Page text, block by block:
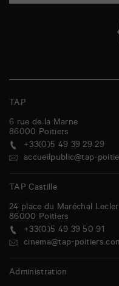
TAP
6 rue de la Marne
86000 Poitiers
+33(0)5 49 39 29 29
accueilpublic@tap-
TAP Castille
24 place du Maréchal
86000 Poitiers
+33(0)5 49 39 50 91
cinema@tap-
Administration